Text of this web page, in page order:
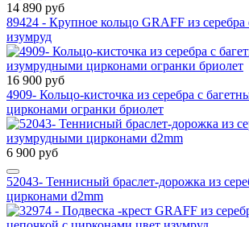
14 890 руб
89424 - Крупное кольцо GRAFF из серебра
изумруд
16 900 руб
4909- Кольцо-кисточка из серебра с
цирконами огранки бриолет
6 900 руб
52043- Теннисный браслет-дорожка из
цирконами d2mm